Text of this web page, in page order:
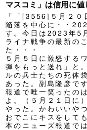
マスコミ」は信用に値
「「[3556]５月２０
陥落を中心に・・
す。今日は2023年5
ライナ戦争の最新の
た・・・
５月５日に激怒する
弾をもっと送れ」と
ルの兵士たちの死体
あった。副島隆彦で
報道で唯一笑ったの
よ。（５月２１日に
やった。かわいいや
おでこにキスをして
本のニューズ報道で